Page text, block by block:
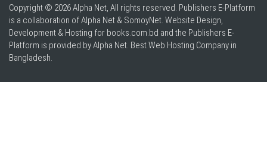
Copyright © 2026 Alpha Net, All rights reserved. Publishers E-Platform
is a collaboration of Alpha Net & SomoyNet. Website Design,
Development & Hosting for books.com.bd and the Publishers E-
Platform is provided by Alpha Net. BestWeb Hosting Company in
Bangladesh.